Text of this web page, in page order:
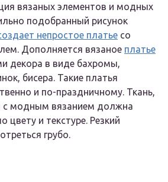
вязаных элементов и модных
подобранный рисунок
непростое платье со
Дополняется вязаное платье
декора в виде бахромы,
бисера. Такие платья
и по-праздничному. Ткань,
с модным вязанием должна
цвету и текстуре. Резкий
грубо.